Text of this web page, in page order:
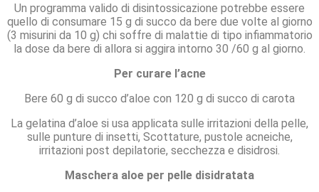
Un programma valido di disintossicazione potrebbe essere
quello di consumare 15 g di succo da bere due volte al giorno
(3 misurini da 10 g) chi soffre di malattie di tipo infiammatorio
la dose da bere di allora si aggira intorno 30 /60 g al giorno.
Per curare l’acne
Bere 60 g di succo d’aloe con 120 g di succo di carota
La gelatina d’aloe si usa applicata sulle irritazioni della pelle,
sulle punture di insetti, Scottature, pustole acneiche,
irritazioni post depilatorie, secchezza e disidrosi.
Maschera aloe per pelle disidratata